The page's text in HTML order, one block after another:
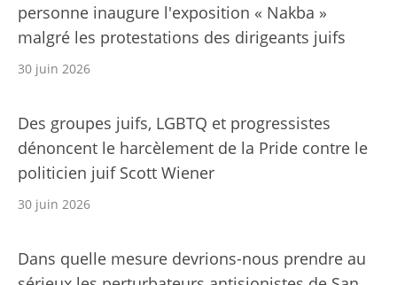
personne inaugure l'exposition « Nakba »
malgré les protestations des dirigeants juifs
30 juin 2026
Des groupes juifs, LGBTQ et progressistes
dénoncent le harcèlement de la Pride contre le
politicien juif Scott Wiener
30 juin 2026
Dans quelle mesure devrions-nous prendre au